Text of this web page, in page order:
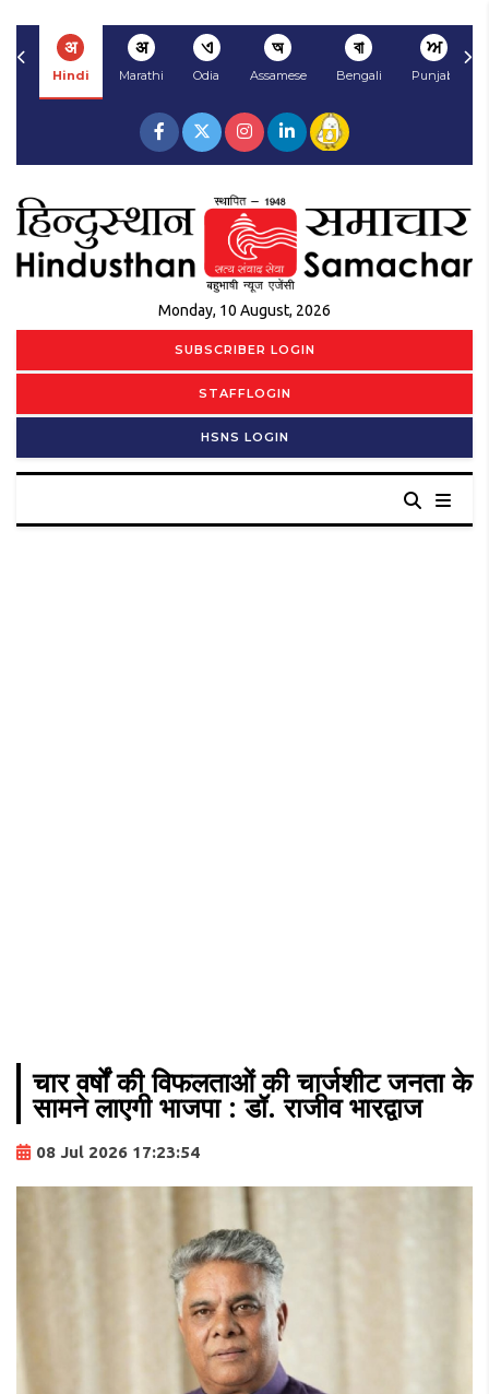
अ
Hindi
अ
Marathi
ଏ
Odia
অ
Assamese
বা
Bengali
ਅ
Punjabi
Monday, 10 August, 2026
SUBSCRIBER LOGIN
STAFFLOGIN
HSNS LOGIN
चार वर्षों की विफलताओं की चार्जशीट जनता के
सामने लाएगी भाजपा : डॉ. राजीव भारद्वाज
08 Jul 2026 17:23:54